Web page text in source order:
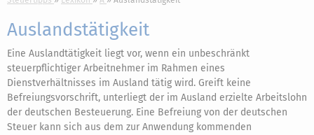
Auslandstätigkeit
Eine Auslandtätigkeit liegt vor, wenn ein unbeschränkt
steuerpflichtiger Arbeitnehmer im Rahmen eines
Dienstverhältnisses im Ausland tätig wird. Greift keine
Befreiungsvorschrift, unterliegt der im Ausland erzielte Arbeitslohn
der deutschen Besteuerung. Eine Befreiung von der deutschen
Steuer kann sich aus dem zur Anwendung kommenden